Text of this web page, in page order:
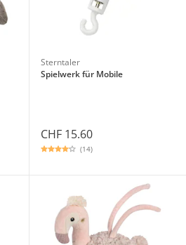
Sterntaler
Spielwerk für Mobile
CHF 15.60
(14)